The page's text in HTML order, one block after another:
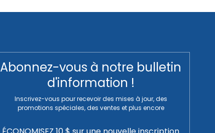
Abonnez-vous à notre bulletin
d'information !
Inscrivez-vous pour recevoir des mises à jour, des
promotions spéciales, des ventes et plus encore